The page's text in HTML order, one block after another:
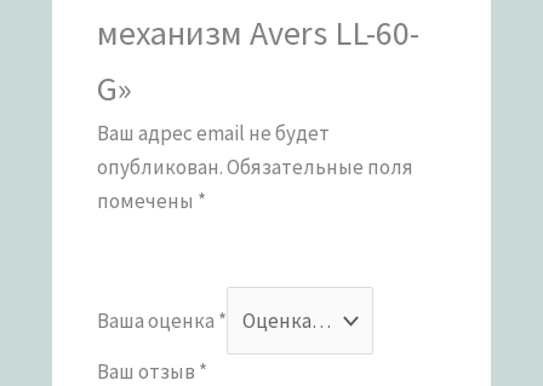
механизм Avers LL-60-
G»
Ваш адрес email не будет
опубликован.Обязательные поля
помечены *
Ваша оценка *
Ваш отзыв *